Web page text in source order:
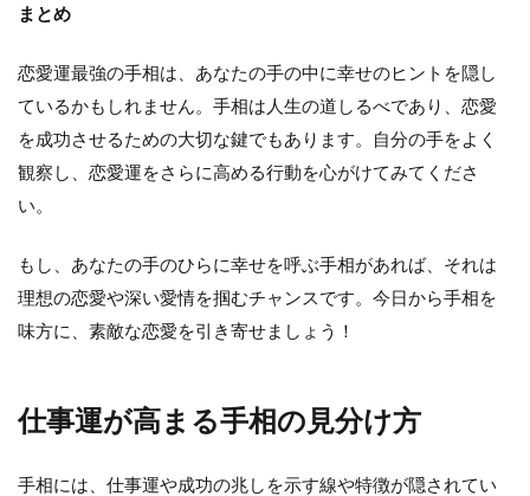
まとめ
恋愛運最強の手相は、あなたの手の中に幸せのヒントを隠し
ているかもしれません。手相は人生の道しるべであり、恋愛
を成功させるための大切な鍵でもあります。自分の手をよく
観察し、恋愛運をさらに高める行動を心がけてみてくださ
い。
もし、あなたの手のひらに幸せを呼ぶ手相があれば、それは
理想の恋愛や深い愛情を掴むチャンスです。今日から手相を
味方に、素敵な恋愛を引き寄せましょう！
仕事運が高まる手相の見分け方
手相には、仕事運や成功の兆しを示す線や特徴が隠されてい